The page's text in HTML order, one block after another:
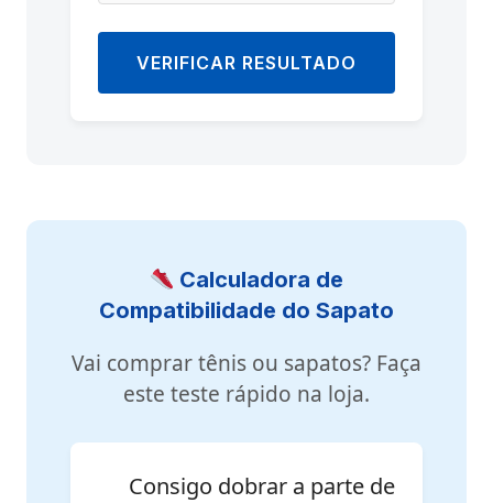
VERIFICAR RESULTADO
Calculadora de
Compatibilidade do Sapato
Vai comprar tênis ou sapatos? Faça
este teste rápido na loja.
Consigo dobrar a parte de